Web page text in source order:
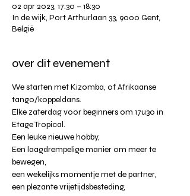
02 apr 2023, 17:30 – 18:30
In de wijk, Port Arthurlaan 33, 9000 Gent,
België
over dit evenement
We starten met Kizomba, of Afrikaanse
tango/koppeldans.
Elke zaterdag voor beginners om 17u30 in
Etage Tropical.
Een leuke nieuwe hobby,
Een laagdrempelige manier om meer te
bewegen,
een wekelijks momentje met de partner,
een plezante vrijetijdsbesteding,